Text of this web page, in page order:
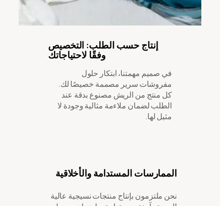
إنتاج حسب الطلب: التخصيص
وفقًا لاحتياجاتك
في صميم مهمتنا، ابتكار حلول
مفروشات سرير مصممة خصيصًا لك.
كل منتج من الريش مصنوع بدقة عند
الطلب لضمان ملاءمة مثالية وجودة لا
مثيل لها.
الممارسات المستدامة والأخلاقية
نحن ملتزمون بإنتاج منتجات نسيجية عالية